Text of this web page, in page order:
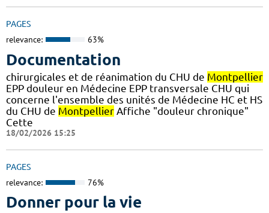
PAGES
relevance: 63%
Documentation
chirurgicales et de réanimation du CHU de Montpellier
EPP douleur en Médecine EPP transversale CHU qui
concerne l'ensemble des unités de Médecine HC et HS
du CHU de Montpellier Affiche "douleur chronique"
Cette
18/02/2026 15:25
PAGES
relevance: 76%
Donner pour la vie